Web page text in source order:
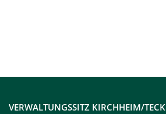
VERWALTUNGSSITZ KIRCHHEIM/TECK